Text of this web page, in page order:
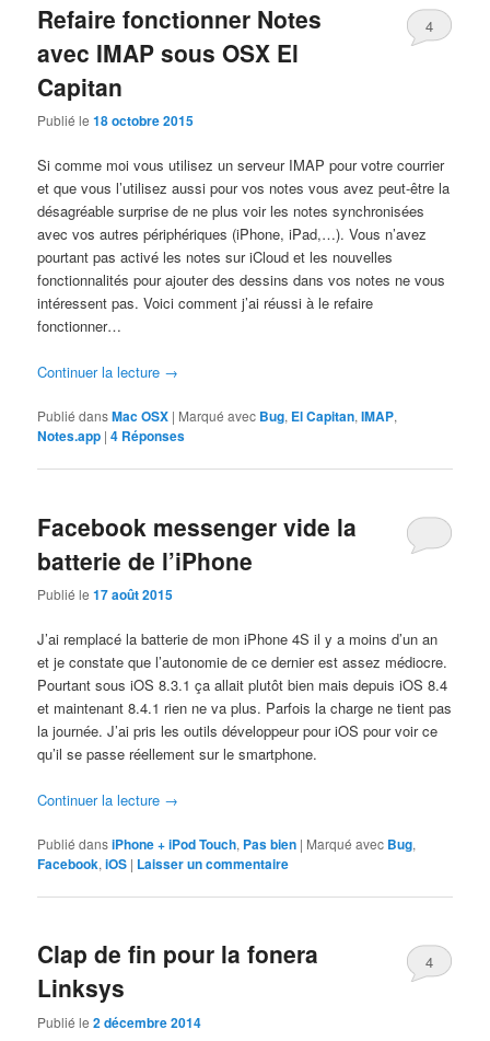
Refaire fonctionner Notes
avec IMAP sous OSX El
Capitan
Publié le18 octobre 2015
4
Si comme moi vous utilisez un serveur IMAP pour votre courrier
et que vous l’utilisez aussi pour vos notes vous avez peut-être la
désagréable surprise de ne plus voir les notes synchronisées
avec vos autres périphériques (iPhone, iPad,…). Vous n’avez
pourtant pas activé les notes sur iCloud et les nouvelles
fonctionnalités pour ajouter des dessins dans vos notes ne vous
intéressent pas. Voici comment j’ai réussi à le refaire
fonctionner…
Continuer la lecture →
Publié dansMac OSX | Marqué avec Bug, El Capitan,IMAP,
Notes.app |4 Réponses
Facebook messenger vide la
batterie de l’iPhone
Publié le17 août 2015
J’ai remplacé la batterie de mon iPhone 4S il y a moins d’un an
et je constate que l’autonomie de ce dernier est assez médiocre.
Pourtant sous iOS 8.3.1 ça allait plutôt bien mais depuis iOS 8.4
et maintenant 8.4.1 rien ne va plus. Parfois la charge ne tient pas
la journée. J’ai pris les outils développeur pour iOS pour voir ce
qu’il se passe réellement sur le smartphone.
Continuer la lecture →
Publié dansiPhone + iPod Touch, Pas bien | Marqué avec Bug,
Facebook,iOS | Laisser un commentaire
Clap de fin pour la fonera
Linksys
Publié le2 décembre 2014
4